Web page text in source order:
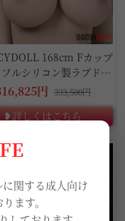
168cm Fカップ
ルシリコン製ラブドー
ル
円 333,500円
❥詳しくはこちら
関する成人向け
ます。